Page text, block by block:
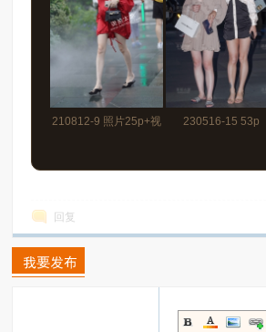
210812-9 照片25p+视 230516-15 53p
回复